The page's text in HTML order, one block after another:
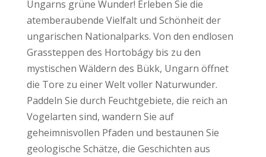
Ungarns grüne Wunder! Erleben Sie die
atemberaubende Vielfalt und Schönheit der
ungarischen Nationalparks. Von den endlosen
Grassteppen des Hortobágy bis zu den
mystischen Wäldern des Bükk, Ungarn öffnet
die Tore zu einer Welt voller Naturwunder.
Paddeln Sie durch Feuchtgebiete, die reich an
Vogelarten sind, wandern Sie auf
geheimnisvollen Pfaden und bestaunen Sie
geologische Schätze, die Geschichten aus